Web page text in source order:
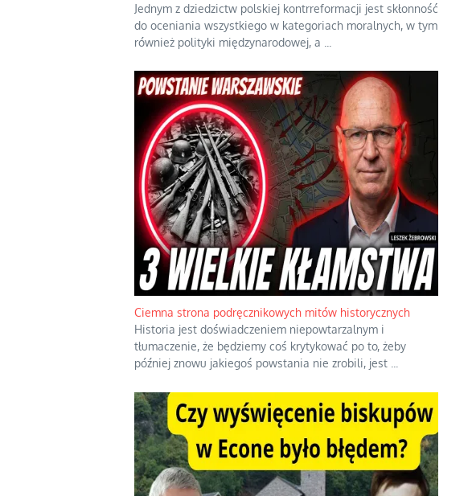
Jednym z dziedzictw polskiej kontrreformacji jest skłonność
do oceniania wszystkiego w kategoriach moralnych, w tym
również polityki międzynarodowej, a
Ciemna strona podręcznikowych mitów historycznych
Historia jest doświadczeniem niepowtarzalnym i
tłumaczenie, że będziemy coś krytykować po to, żeby
później znowu jakiegoś powstania nie zrobili, jest